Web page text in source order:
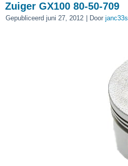
Zuiger GX100 80-50-709
Gepubliceerd juni 27, 2012 Door janc33s